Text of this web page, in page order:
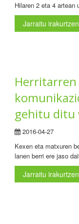
Hilaren 2 eta 4 artean
Jarraitu irakurtzen
gehitu ditu
2016-04-27
Kexen eta matxuren
lanen berri ere jaso
Jarraitu irakurtzen